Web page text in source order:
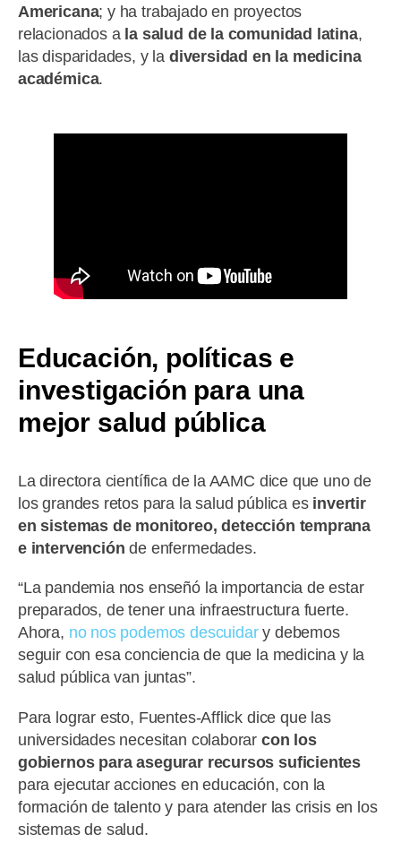
Americana; y ha trabajado en proyectos
relacionados a la salud de la comunidad latina,
las disparidades, y la diversidad en la medicina
académica.
Educación, políticas e
investigación para una
mejor salud pública
La directora científica de la AAMC dice que uno de
los grandes retos para la salud pública esinvertir
en sistemas de monitoreo, detección temprana
e intervención de enfermedades.
“La pandemia nos enseñó la importancia de estar
preparados, de tener una infraestructura fuerte.
Ahora, no nos podemos descuidary debemos
seguir con esa conciencia de que la medicina y la
salud pública van juntas”.
Para lograr esto, Fuentes-Afflick dice que las
universidades necesitan colaborar con los
gobiernos para asegurar recursos suficientes
para ejecutar acciones en educación, con la
formación de talento y para atender las crisis en los
sistemas de salud.